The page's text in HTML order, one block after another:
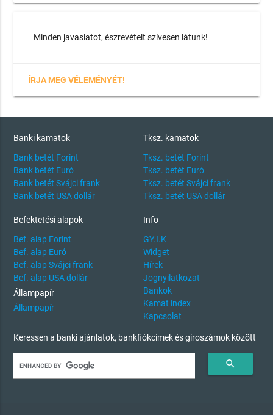
Minden javaslatot, észrevételt szívesen látunk!
ÍRJA MEG VÉLEMÉNYÉT!
Banki kamatok
Bank betét Forint
Bank betét Euró
Bank betét Svájci frank
Bank betét USA dollár
Tksz. kamatok
Tksz. betét Forint
Tksz. betét Euró
Tksz. betét Svájci frank
Tksz. betét USA dollár
Befektetési alapok
Bef. alap Forint
Bef. alap Euró
Bef. alap Svájci frank
Bef. alap USA dollár
Állampapír
Állampapír
Info
GY.I.K
Widget
Hírek
Jognyilatkozat
Bankok
Kamat index
Kapcsolat
Keressen a banki ajánlatok, bankfiókcímek és giroszámok között
search